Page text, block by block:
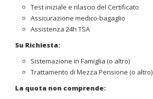
Test iniziale e rilascio del Certificato
Assicurazione medico-bagaglio
Assistenza 24h TSA
Su Richiesta:
Sistemazione in Famiglia (o altro)
Trattamento di Mezza Pensione (o altro)
La quota non comprende: